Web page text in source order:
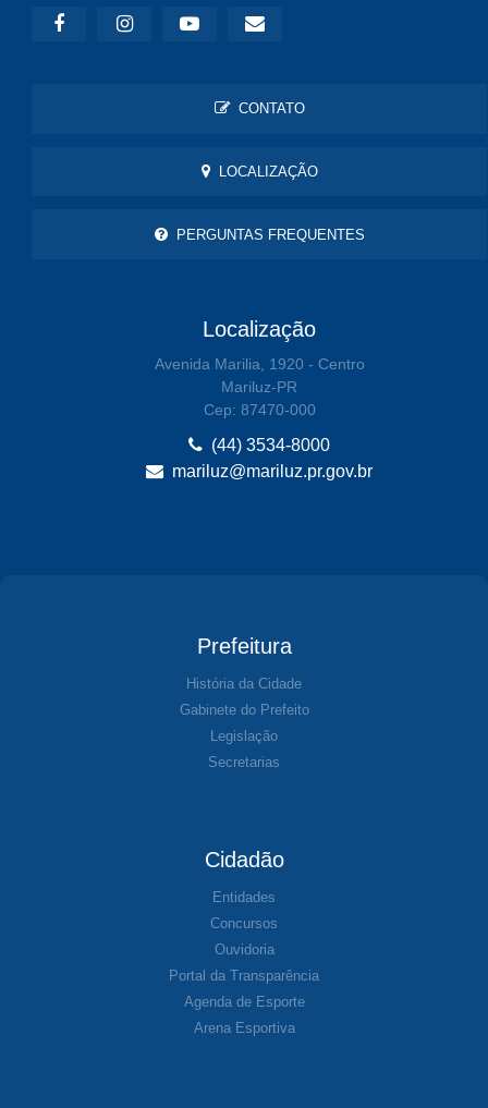
CONTATO
LOCALIZAÇÃO
PERGUNTAS FREQUENTES
Localização
Avenida Marilia, 1920 - Centro
Mariluz-PR
Cep: 87470-000
(44) 3534-8000
mariluz@mariluz.pr.gov.br
Prefeitura
História da Cidade
Gabinete do Prefeito
Legislação
Secretarias
Cidadão
Entidades
Concursos
Ouvidoria
Portal da Transparência
Agenda de Esporte
Arena Esportiva